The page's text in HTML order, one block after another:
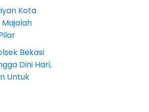
Kota
Bekasi
Dini Hari,
Untuk